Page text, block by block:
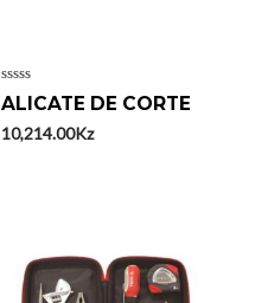
Avaliação
0
de
5
ALICATE DE CORTE
10,214.00Kz